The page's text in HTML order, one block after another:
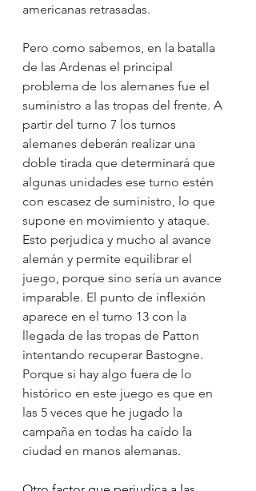
americanas retrasadas.
Pero como sabemos, en la batalla
de las Ardenas el principal
problema de los alemanes fue el
suministro a las tropas del frente. A
partir del turno 7 los turnos
alemanes deberán realizar una
doble tirada que determinará que
algunas unidades ese turno estén
con escasez de suministro, lo que
supone en movimiento y ataque.
Esto perjudica y mucho al avance
alemán y permite equilibrar el
juego, porque sino sería un avance
imparable. El punto de inflexión
aparece en el turno 13 con la
llegada de las tropas de Patton
intentando recuperar Bastogne.
Porque si hay algo fuera de lo
histórico en este juego es que en
las 5 veces que he jugado la
campaña en todas ha caído la
ciudad en manos alemanas.